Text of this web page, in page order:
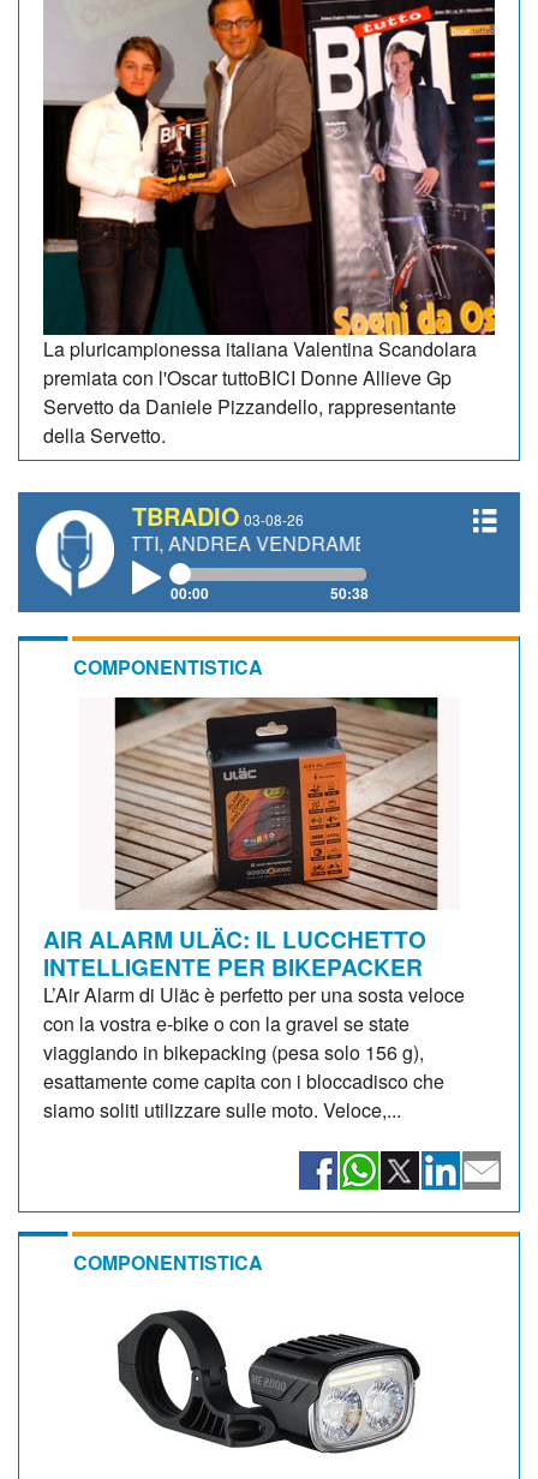
La pluricampionessa italiana Valentina Scandolara
premiata con l'Oscar tuttoBICI Donne Allieve Gp
Servetto da Daniele Pizzandello, rappresentante
della Servetto.
TBRADIO 03-08-26
ANDREA VENDRAME, FILIPPO FIORELLI
00:00 50:38
COMPONENTISTICA
AIR ALARM ULÄC: IL LUCCHETTO
INTELLIGENTE PER BIKEPACKER
L’Air Alarm di Uläc è perfetto per una sosta veloce
con la vostra e-bike o con la gravel se state
viaggiando in bikepacking (pesa solo 156 g),
esattamente come capita con i bloccadisco che
siamo soliti utilizzare sulle moto. Veloce,...
COMPONENTISTICA